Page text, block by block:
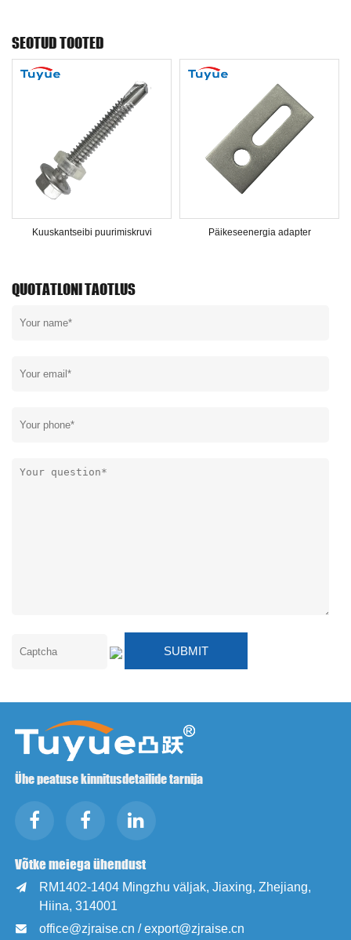
SEOTUD TOOTED
Kuuskantseibi puurimiskruvi Päikeseenergia adapter
QUOTATLONI TAOTLUS
Ühe peatuse kinnitusdetailide tarnija
Võtke meiega ühendust

RM1402-1404 Mingzhu väljak, Jiaxing, Zhejiang,
Hiina, 314001
 office@zjraise.cn / export@zjraise.cn